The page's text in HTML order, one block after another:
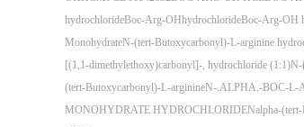
hydrochlorideBoc-Arg-OHhydrochlorideBoc-Arg-OH
MonohydrateN-(tert-Butoxycarbonyl)-L-arginine
[(1,1-dimethylethoxy)carbonyl]-, hydrochloride (1:1)N-
(tert-Butoxycarbonyl)-L-arginineN-.ALPHA.-BOC-L-
MONOHYDRATE HYDROCHLORIDENalpha-